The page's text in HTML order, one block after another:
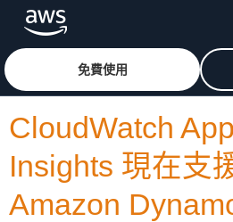
跳至主要內容按一下這裡可返回 Amazon
免費使用
CloudWatch
Insights 現在支
Amazon